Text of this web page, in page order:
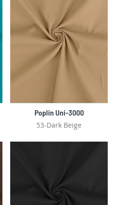
Poplin Uni-3000
53-Dark Beige